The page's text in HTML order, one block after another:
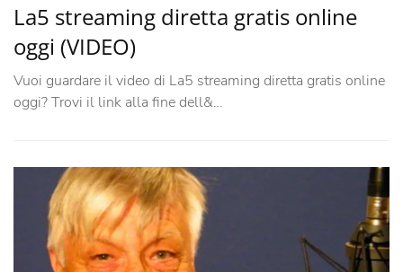
La5 streaming diretta gratis online
oggi (VIDEO)
Vuoi guardare il video di La5 streaming diretta gratis online
oggi? Trovi il link alla fine dell&…